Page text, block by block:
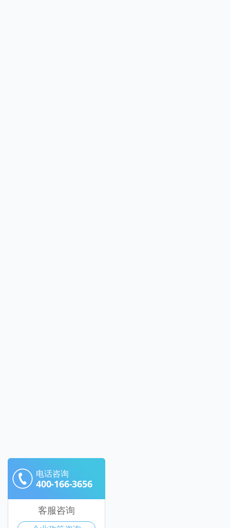
电话咨询
400-166-3656
客服咨询